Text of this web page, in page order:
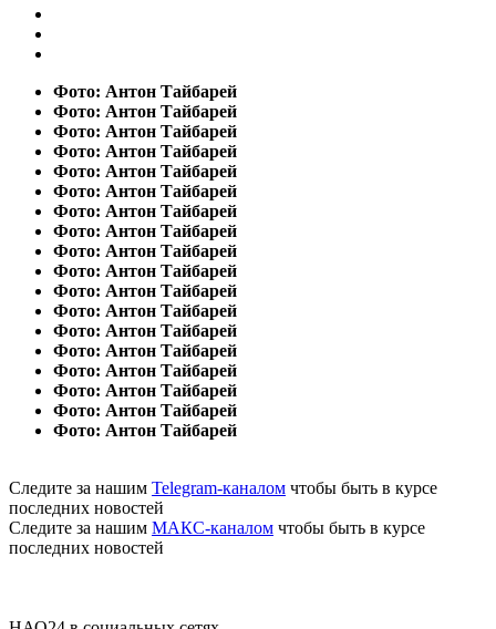
Фото: Антон Тайбарей
Фото: Антон Тайбарей
Фото: Антон Тайбарей
Фото: Антон Тайбарей
Фото: Антон Тайбарей
Фото: Антон Тайбарей
Фото: Антон Тайбарей
Фото: Антон Тайбарей
Фото: Антон Тайбарей
Фото: Антон Тайбарей
Фото: Антон Тайбарей
Фото: Антон Тайбарей
Фото: Антон Тайбарей
Фото: Антон Тайбарей
Фото: Антон Тайбарей
Фото: Антон Тайбарей
Фото: Антон Тайбарей
Фото: Антон Тайбарей
Следите за нашим Telegram-каналом чтобы быть в курсе
последних новостей
Следите за нашим МАКС-каналом чтобы быть в курсе
последних новостей